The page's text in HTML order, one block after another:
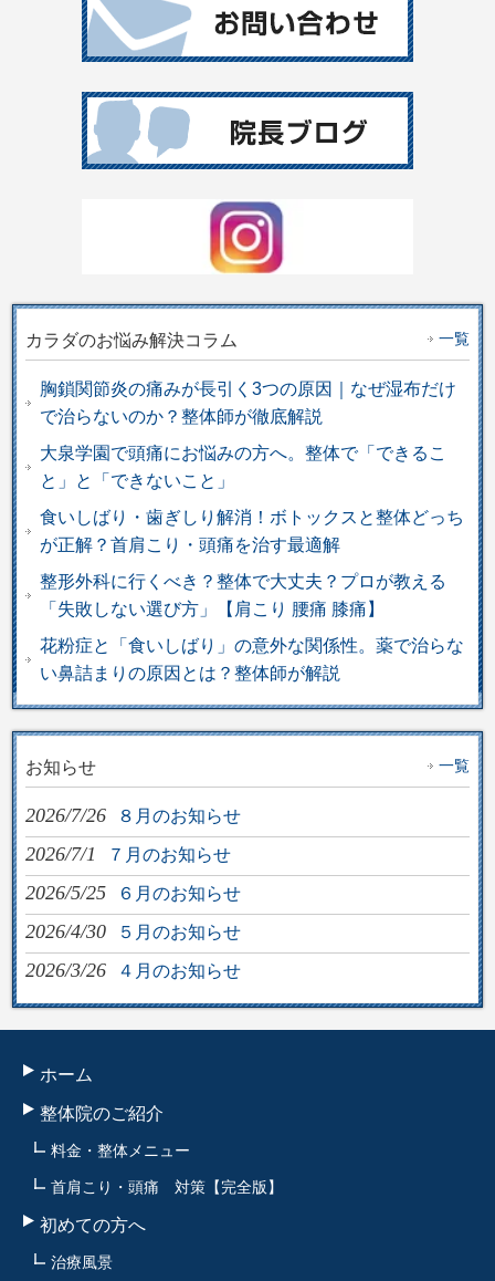
カラダのお悩み解決コラム 一覧
胸鎖関節炎の痛みが長引く3つの原因｜なぜ湿布だけ
で治らないのか？整体師が徹底解説
大泉学園で頭痛にお悩みの方へ。整体で「できるこ
と」と「できないこと」
食いしばり・歯ぎしり解消！ボトックスと整体どっち
が正解？首肩こり・頭痛を治す最適解
整形外科に行くべき？整体で大丈夫？プロが教える
「失敗しない選び方」【肩こり 腰痛 膝痛】
花粉症と「食いしばり」の意外な関係性。薬で治らな
い鼻詰まりの原因とは？整体師が解説
お知らせ 一覧
2026/7/26 ８月のお知らせ
2026/7/1 ７月のお知らせ
2026/5/25 ６月のお知らせ
2026/4/30 ５月のお知らせ
2026/3/26 ４月のお知らせ
ホーム
整体院のご紹介
料金・整体メニュー
首肩こり・頭痛 対策【完全版】
初めての方へ
治療風景